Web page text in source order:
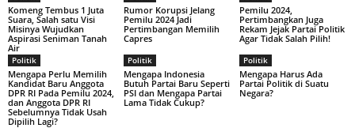
Komeng Tembus 1 Juta
Suara, Salah satu Visi
Misinya Wujudkan
Aspirasi Seniman Tanah
Air
Rumor Korupsi Jelang
Pemilu 2024 Jadi
Pertimbangan Memilih
Capres
Pemilu 2024,
Pertimbangkan Juga
Rekam Jejak Partai Politik
Agar Tidak Salah Pilih!
Politik
Mengapa Perlu Memilih
Kandidat Baru Anggota
DPR RI Pada Pemilu 2024,
dan Anggota DPR RI
Sebelumnya Tidak Usah
Dipilih Lagi?
Politik
Mengapa Indonesia
Butuh Partai Baru Seperti
PSI dan Mengapa Partai
Lama Tidak Cukup?
Politik
Mengapa Harus Ada
Partai Politik di Suatu
Negara?